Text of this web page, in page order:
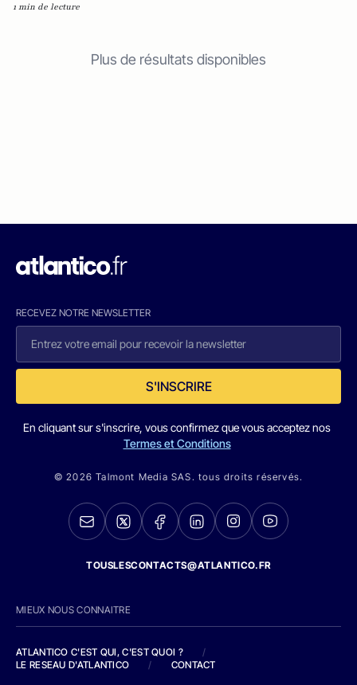
1 min de lecture
Plus de résultats disponibles
RECEVEZ NOTRE NEWSLETTER
S'INSCRIRE
En cliquant sur s'inscrire, vous confirmez que vous acceptez nos
Termes et Conditions
© 2026 Talmont Media SAS. tous droits réservés.
TOUSLESCONTACTS@ATLANTICO.FR
MIEUX NOUS CONNAITRE
ATLANTICO C'EST QUI, C'EST QUOI ?
/
LE RESEAU D'ATLANTICO
/ CONTACT